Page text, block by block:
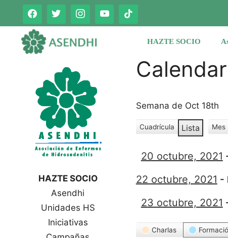
Saltar
contenido
HAZTE SOCIO
Semana de Oct 18th
V
r
c
m
Cuadrícula
V
r
o
o
Lista Mes
20 octubre, 2021
22 octubre, 2021 -
23 octubre, 2021
Categorías
Charlas
HAZTE SOCIO
Asendhi
Unidades HS
Iniciativas